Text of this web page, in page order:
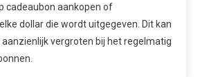
cadeaubon aankopen of
dollar die wordt uitgegeven. Dit kan
vergroten bij het regelmatig